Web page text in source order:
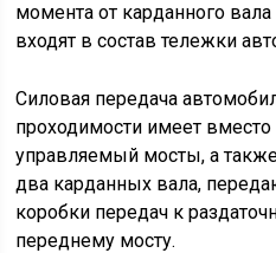
момента от карданного
входят в состав тележки
Силовая передача
проходимости имеет
управляемый мосты, а
два карданных вала,
коробки передач к
переднему мосту.